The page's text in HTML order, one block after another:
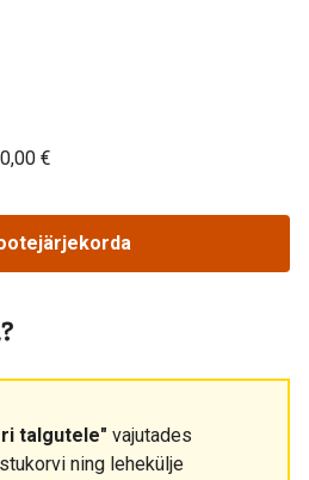
€
talgutele" vajutades
ning lehekülje